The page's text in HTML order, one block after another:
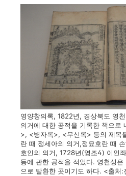
영양창의록, 1822년, 경상북도 영
의거에 대한 공적을 기록한 책으로
>, <병자록>, <무신록> 등의 제목
란 때 정세아의 의거,정묘호란 때
호인의 의거, 1728년(영조4) 이인
등에 관한 공적을 적었다. 영천성
으로 탈환한 곳이기도 하다. <출처: